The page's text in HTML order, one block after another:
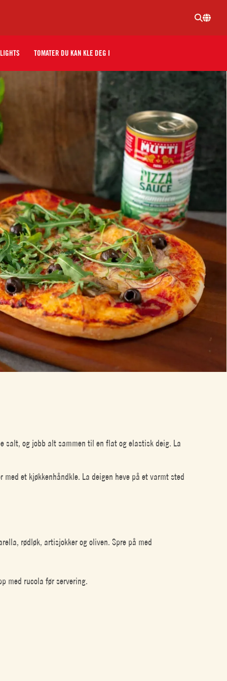
TOMATER DU KAN KLE DEG I
salt, og jobb alt sammen til en flat og elastisk deig. La
et kjøkkenhåndkle. La deigen heve på et varmt sted
rødløk, artisjokker og oliven. Spre på med
med rucola før servering.